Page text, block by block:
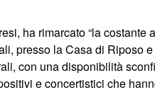
ha rimarcato “la costante
presso la Casa di Riposo
con una disponibilità
e concertistici che